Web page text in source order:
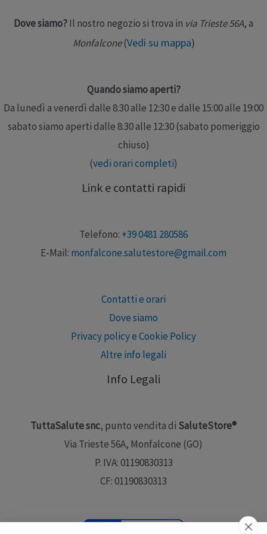
Dove siamo?Il nostro negozio si trova in via Trieste 56A, a
Monfalcone(Vedi su mappa)
Quando siamo aperti?
Da lunedì a venerdì dalle 8:30 alle 12:30 e dalle 15:00 alle 19:00
sabato siamo aperti dalle 8:30 alle 12:30 (sabato pomeriggio
chiuso)
(vedi orari completi)
Link e contatti rapidi
Telefono: +39 0481 280586
E-Mail: monfalcone.salutestore@gmail.com
Contatti e orari
Dove siamo
Privacy policy e Cookie Policy
Altre info legali
Info Legali
TuttaSalute snc, punto vendita di SaluteStore®
Via Trieste 56A, Monfalcone (GO)
P. IVA: 01190830313
CF: 01190830313